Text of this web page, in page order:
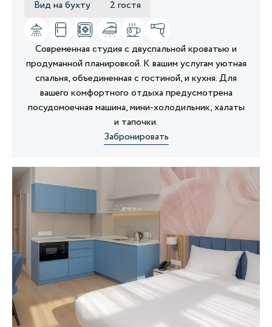
Вид на бухту 2 гостя
Современная студия с двуспальной кроватью и
продуманной планировкой. К вашим услугам уютная
спальня, объединенная с гостиной, и кухня. Для
вашего комфортного отдыха предусмотрена
посудомоечная машина, мини-холодильник, халаты
и тапочки.
Забронировать